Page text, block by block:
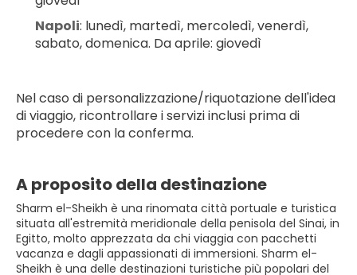
Napoli: lunedì, martedì, mercoledì, venerdì,
sabato, domenica. Da aprile: giovedì
Nel caso di personalizzazione/riquotazione dell'idea
di viaggio, ricontrollare i servizi inclusi prima di
procedere con la conferma.
A proposito della destinazione
Sharm el-Sheikh è una rinomata città portuale e turistica
situata all'estremità meridionale della penisola del Sinai, in
Egitto, molto apprezzata da chi viaggia con pacchetti
vacanza e dagli appassionati di immersioni. Sharm el-
Sheikh è una delle destinazioni turistiche più popolari del